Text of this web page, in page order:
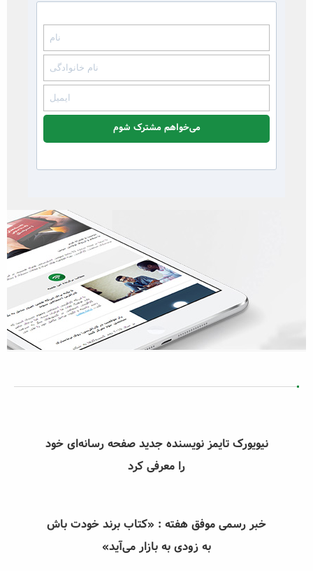
می‌خواهم مشترک شوم
نیویورک تایمز نویسنده جدید صفحه رسانه‌ای خود
را معرفی کرد
خبر رسمی موفق هفته : «کتاب برند خودت باش
به زودی به بازار می‌آید»